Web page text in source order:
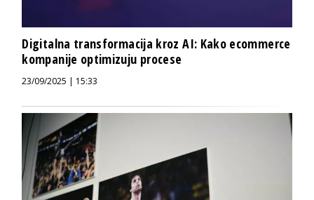
Digitalna transformacija kroz AI: Kako ecommerce
kompanije optimizuju procese
23/09/2025 | 15:33